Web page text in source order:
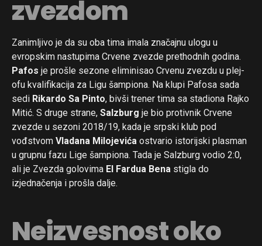
zvezdom
Zanimljivo je da su oba tima imala značajnu ulogu u
evropskim nastupima Crvene zvezde prethodnih godina.
Pafos je prošle sezone eliminisao Crvenu zvezdu u plej-
ofu kvalifikacija za Ligu šampiona. Na klupi Pafosa sada
sedi Rikardo Sa Pinto, bivši trener tima sa stadiona Rajko
Mitić. S druge strane, Salzburg je bio protivnik Crvene
zvezde u sezoni 2018/19, kada je srpski klub pod
vođstvom Vladana Milojevića ostvario istorijski plasman
u grupnu fazu Lige šampiona. Tada je Salzburg vodio 2:0,
ali je Zvezda golovima El Fardua Bena stigla do
izjednačenja i prošla dalje.
Neizvesnost oko